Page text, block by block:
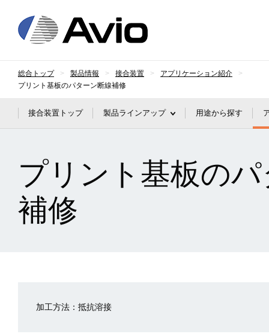
総合トップ 製品情報 接合装置
アプリケーション紹介
プリント基板のパターン断線補修
接合装置トップ 製品ラインアップ 用途から探す
プリント基板の
補修
加工方法：抵抗溶接